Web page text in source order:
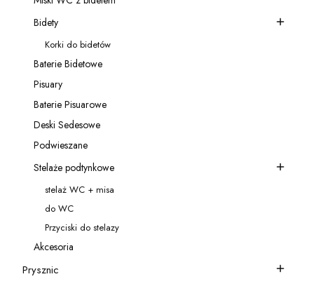
Kategoria - Miski WC z bidetem
Kategoria - Bidety
Bidety
Kategoria - Korki do bidetów
Korki do bidetów
Kategoria - Baterie Bidetowe
Baterie Bidetowe
Kategoria - Pisuary
Pisuary
Kategoria - Baterie Pisuarowe
Baterie Pisuarowe
Kategoria - Deski Sedesowe
Deski Sedesowe
Kategoria - Podwieszane
Podwieszane
Kategoria - Stelaże podtynkowe
Stelaże podtynkowe
Kategoria - stelaż WC + misa
stelaż WC + misa
Kategoria - do WC
do WC
Kategoria - Przyciski do stelazy
Przyciski do stelazy
Kategoria - Akcesoria
Akcesoria
Kategoria - Prysznic
Prysznic